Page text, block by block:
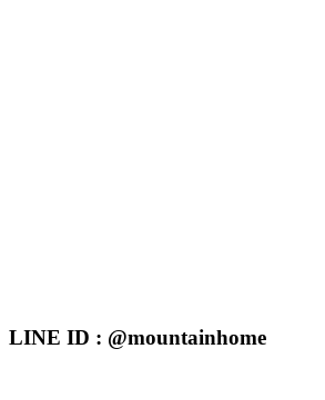
LINE ID : @mountainhome